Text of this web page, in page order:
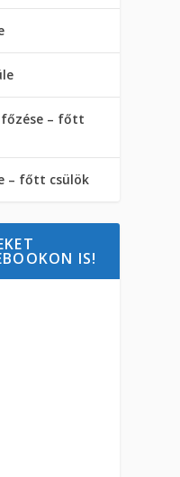
főzése – főtt
– főtt csülök
IS!